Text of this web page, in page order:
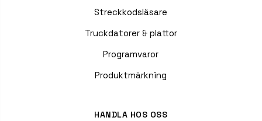
Streckkodsläsare
Truckdatorer & plattor
Programvaror
Produktmärkning
HANDLA HOS OSS